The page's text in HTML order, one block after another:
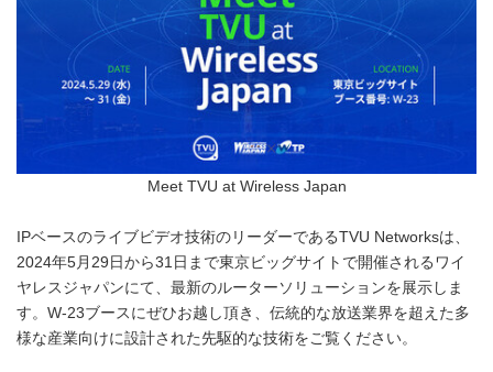
Meet TVU at Wireless Japan
IPベースのライブビデオ技術のリーダーであるTVU Networksは、
2024年5月29日から31日まで東京ビッグサイトで開催されるワイ
ヤレスジャパンにて、最新のルーターソリューションを展示しま
す。W-23ブースにぜひお越し頂き、伝統的な放送業界を超えた多
様な産業向けに設計された先駆的な技術をご覧ください。